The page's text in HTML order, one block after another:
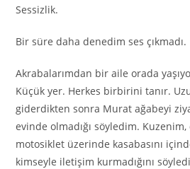
Sessizlik.
Bir süre daha denedim ses çıkmadı.
Akrabalarımdan bir aile orada
Küçük yer. Herkes birbirini tanır.
giderdikten sonra Murat ağabeyi
evinde olmadığı söyledim.
motosiklet üzerinde kasabasını
kimseyle iletişim kurmadığını